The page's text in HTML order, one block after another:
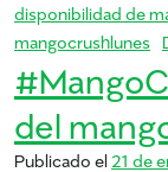
disponibilidad de
mangocrushlunes
del
Publicado el 21 de